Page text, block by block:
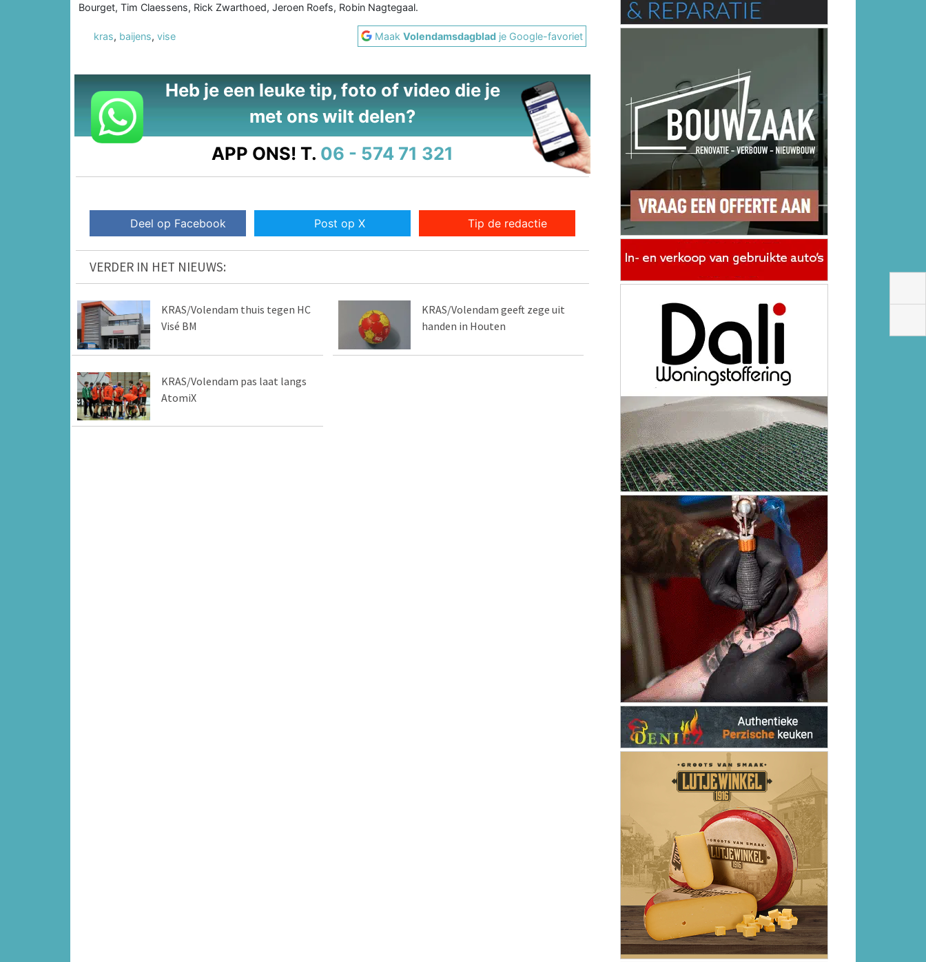
Bourget, Tim Claessens, Rick Zwarthoed, Jeroen Roefs, Robin Nagtegaal.
kras, baijens, vise MaakVolendamsdagblad je Google-favoriet
Heb je een leuke tip, foto of video die je
met ons wilt delen?
APP ONS! T. 06 - 574 71 321
Deel op Facebook Post op X Tip de redactie
VERDER IN HET NIEUWS:
KRAS/Volendam thuis tegen HC
Visé BM
KRAS/Volendam geeft zege uit
handen in Houten
KRAS/Volendam pas laat langs
AtomiX